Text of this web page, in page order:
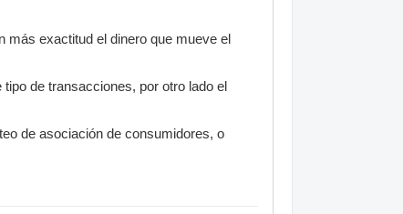
más exactitud el dinero que mueve el
de transacciones, por otro lado el
de asociación de consumidores, o